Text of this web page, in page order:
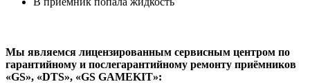
Мы являемся лицензированным сервисным центром по
гарантийному и послегарантийному ремонту приёмников
«GS», «DTS», «GS GAMEKIT»: